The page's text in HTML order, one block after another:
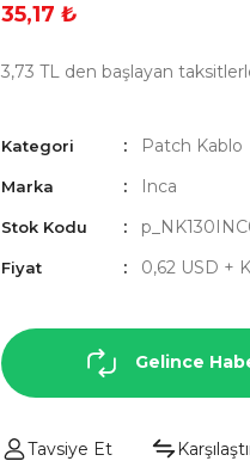
35,17 ₺
3,73 TL den başlayan
Kategori Patch Kablo
Marka Inca
Stok Kodu
Fiyat 0,62 USD +
Gelince
Tavsiye Et